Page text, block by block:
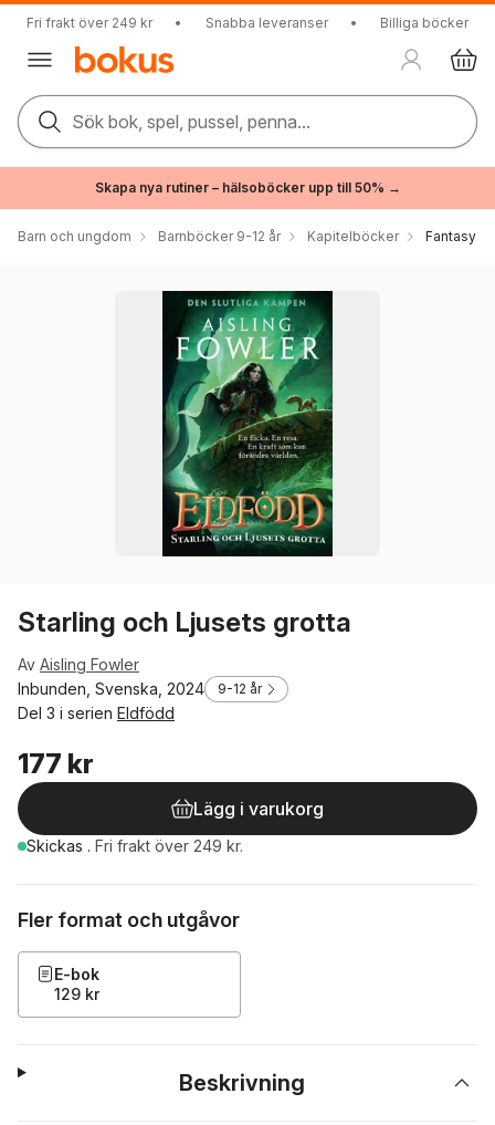
Fri frakt över 249 kr • Snabba leveranser • Billiga böcker
Sök bok, spel, pussel, penna...
Skapa nya rutiner – hälsoböcker upp till 50% →
Barn och ungdom Barnböcker 9-12 år Kapitelböcker Fantasy
Starling och Ljusets grotta
Av Aisling Fowler
Inbunden, Svenska, 2024
9-12 år
Del 3 i serien Eldfödd
177 kr
Lägg i varukorg
Skickas . Fri frakt över 249 kr.
Fler format och utgåvor
E-bok
129 kr
Beskrivning